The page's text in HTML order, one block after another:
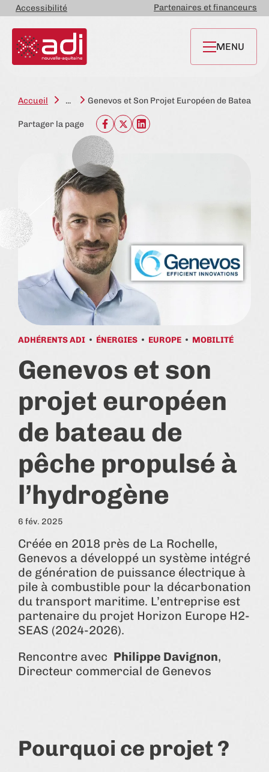
Accessibilité Partenaires et financeurs
MENU
Accueil ... Genevos et Son Projet Européen de Bateau
Partager la page
ADHÉRENTS ADI ÉNERGIES EUROPE MOBILITÉ
Genevos et son
projet européen
de bateau de
pêche propulsé à
l’hydrogène
6 fév. 2025
Créée en 2018 près de La Rochelle,
Genevos a développé un système intégré
de génération de puissance électrique à
pile à combustible pour la décarbonation
du transport maritime. L’entreprise est
partenaire du projet Horizon Europe H2-
SEAS (2024-2026).
Rencontre avec Philippe Davignon,
Directeur commercial de Genevos
Pourquoi ce projet ?